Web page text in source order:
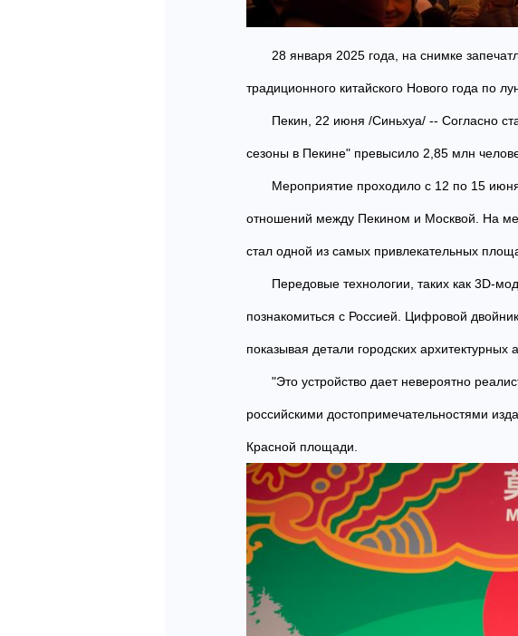
28 января 2025 года, на снимке
традиционного китайского Нового года по
Пекин, 22 июня /Синьхуа/ -- Согласно
сезоны в Пекине" превысило 2,85 млн
Мероприятие проходило с 12 по 15
отношений между Пекином и Москвой. На
стал одной из самых привлекательных
Передовые технологии, таких как 3D-
познакомиться с Россией. Цифровой
показывая детали городских
"Это устройство дает невероятно
российскими достопримечательностями
Красной площади.